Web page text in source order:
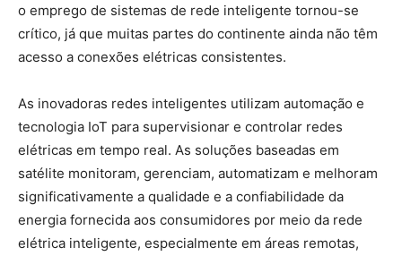
o emprego de sistemas de rede inteligente tornou-se
crítico, já que muitas partes do continente ainda não têm
acesso a conexões elétricas consistentes.
As inovadoras redes inteligentes utilizam automação e
tecnologia IoT para supervisionar e controlar redes
elétricas em tempo real. As soluções baseadas em
satélite monitoram, gerenciam, automatizam e melhoram
significativamente a qualidade e a confiabilidade da
energia fornecida aos consumidores por meio da rede
elétrica inteligente, especialmente em áreas remotas,